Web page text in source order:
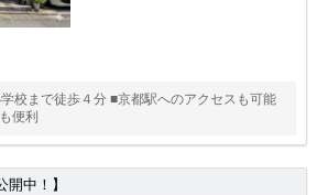
校まで徒歩４分 ■京都駅へのアクセスも可能
便利
開中！】